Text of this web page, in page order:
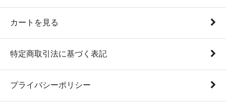
カートを見る
特定商取引法に基づく表記
プライバシーポリシー